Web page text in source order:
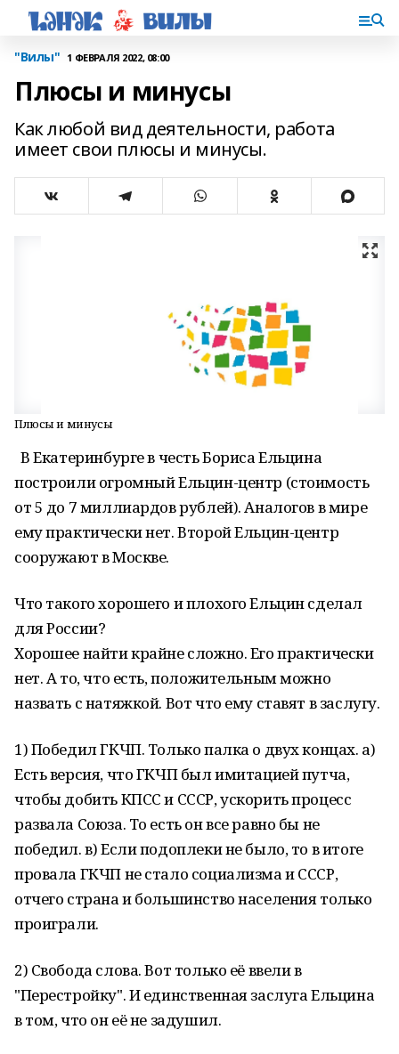
"Вилы" 1 ФЕВРАЛЯ 2022, 08:00
Плюсы и минусы
Как любой вид деятельности, работа
имеет свои плюсы и минусы.
Плюсы и минусы
В Екатеринбурге в честь Бориса Ельцина
построили огромный Ельцин-центр (стоимость
от 5 до 7 миллиардов рублей). Аналогов в мире
ему практически нет. Второй Ельцин-центр
сооружают в Москве.
Что такого хорошего и плохого Ельцин сделал
для России?
Хорошее найти крайне сложно. Его практически
нет. А то, что есть, положительным можно
назвать с натяжкой. Вот что ему ставят в заслугу.
1) Победил ГКЧП. Только палка о двух концах. а)
Есть версия, что ГКЧП был имитацией путча,
чтобы добить КПСС и СССР, ускорить процесс
развала Союза. То есть он все равно бы не
победил. в) Если подоплеки не было, то в итоге
провала ГКЧП не стало социализма и СССР,
отчего страна и большинство населения только
проиграли.
2) Свобода слова. Вот только её ввели в
"Перестройку". И единственная заслуга Ельцина
в том, что он её не задушил.